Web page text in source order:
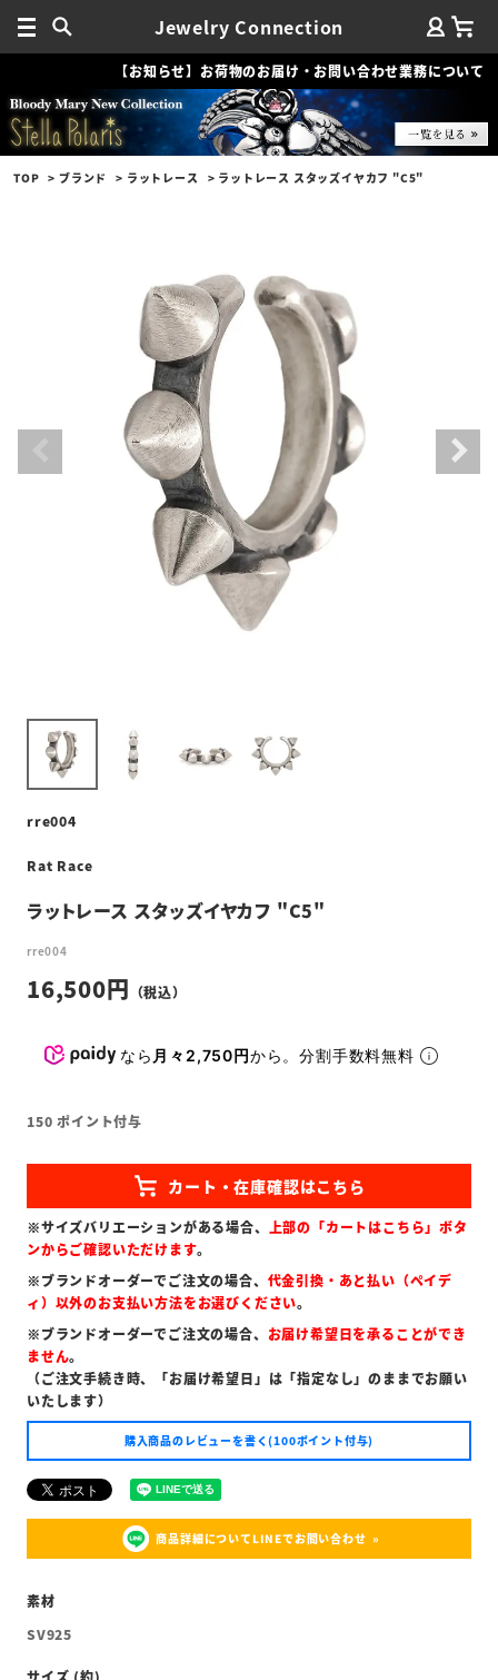
Jewelry Connection
【お知らせ】お荷物のお届け・お問い合わせ業務について
TOP ブランド ラットレース ラットレース スタッズイヤカフ "C5"
rre004
Rat Race
ラットレース スタッズイヤカフ "C5"
rre004
16,500
なら 月々2,750円から。分割手数料無料
150 ポイント付与
※サイズバリエーションがある場合、 上部の「カートはこちら」ボタ
ンからご確認いただけます。
※ブランドオーダーでご注文の場合、 代金引換・あと払い（ペイデ
ィ）以外のお支払い方法をお選びください。
※ブランドオーダーでご注文の場合、 お届け希望日を承ることができ
ません。
（ご注文手続き時、「お届け希望日」は「指定なし」のままでお願い
いたします）
購入商品のレビューを書く(100ポイント付与)
商品詳細についてLINEでお問い合わせ
SV925